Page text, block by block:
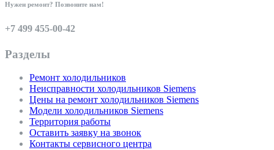
Нужен ремонт? Позвоните нам!
+7 499 455-00-42
Разделы
Ремонт холодильников
Неисправности холодильников Siemens
Цены на ремонт холодильников Siemens
Модели холодильников Siemens
Территория работы
Оставить заявку на звонок
Контакты сервисного центра